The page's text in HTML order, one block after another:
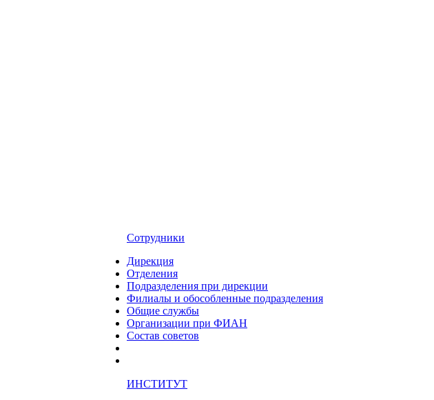
Сотрудники
Дирекция
Отделения
Подразделения при дирекции
Филиалы и обособленные подразделения
Общие службы
Организации при ФИАН
Состав советов
ИНСТИТУТ